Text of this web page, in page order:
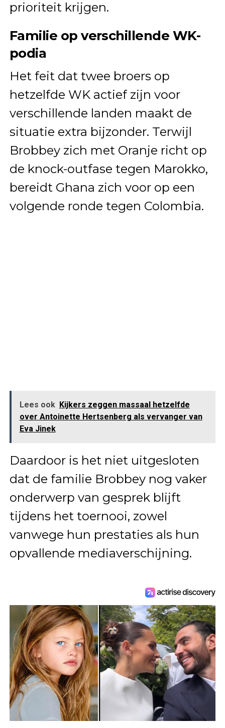
prioriteit krijgen.
Familie op verschillende WK-
podia
Het feit dat twee broers op
hetzelfde WK actief zijn voor
verschillende landen maakt de
situatie extra bijzonder. Terwijl
Brobbey zich met Oranje richt op
de knock-outfase tegen Marokko,
bereidt Ghana zich voor op een
volgende ronde tegen Colombia.
Lees ook Kijkers zeggen massaal hetzelfde
over Antoinette Hertsenberg als vervanger van
Eva Jinek
Daardoor is het niet uitgesloten
dat de familie Brobbey nog vaker
onderwerp van gesprek blijft
tijdens het toernooi, zowel
vanwege hun prestaties als hun
opvallende mediaverschijning.